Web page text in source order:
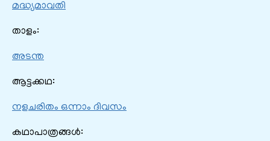
മദ്ധ്യമാവതി
താളം:
അടന്ത
ആട്ടക്കഥ:
നളചരിതം ഒന്നാം ദിവസം
കഥാപാത്രങ്ങൾ: